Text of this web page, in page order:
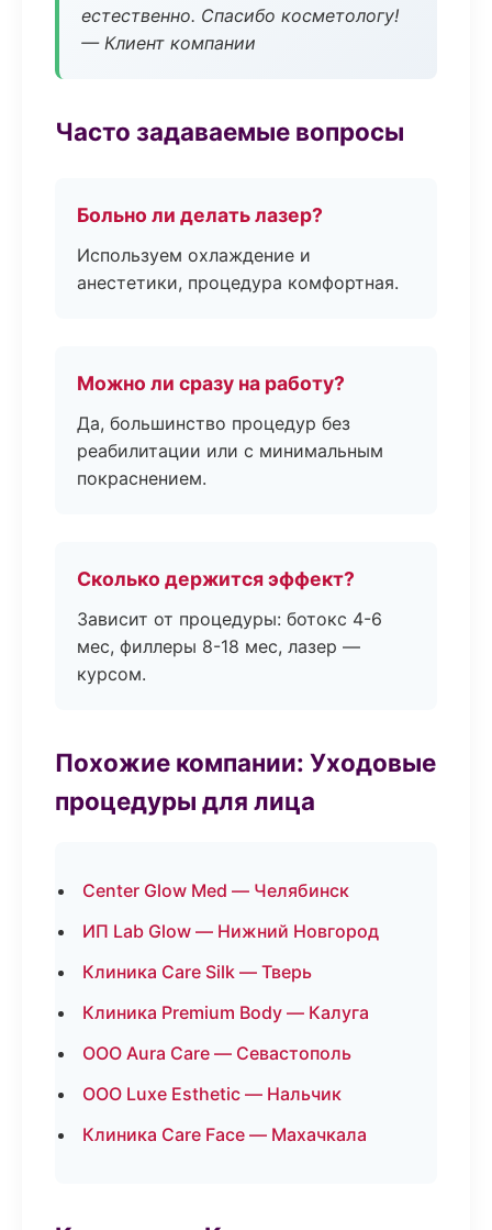
естественно. Спасибо косметологу!
— Клиент компании
Часто задаваемые вопросы
Больно ли делать лазер?
Используем охлаждение и
анестетики, процедура комфортная.
Можно ли сразу на работу?
Да, большинство процедур без
реабилитации или с минимальным
покраснением.
Сколько держится эффект?
Зависит от процедуры: ботокс 4-6
мес, филлеры 8-18 мес, лазер —
курсом.
Похожие компании: Уходовые
процедуры для лица
Center Glow Med — Челябинск
ИП Lab Glow — Нижний Новгород
Клиника Care Silk — Тверь
Клиника Premium Body — Калуга
ООО Aura Care — Севастополь
ООО Luxe Esthetic — Нальчик
Клиника Care Face — Махачкала